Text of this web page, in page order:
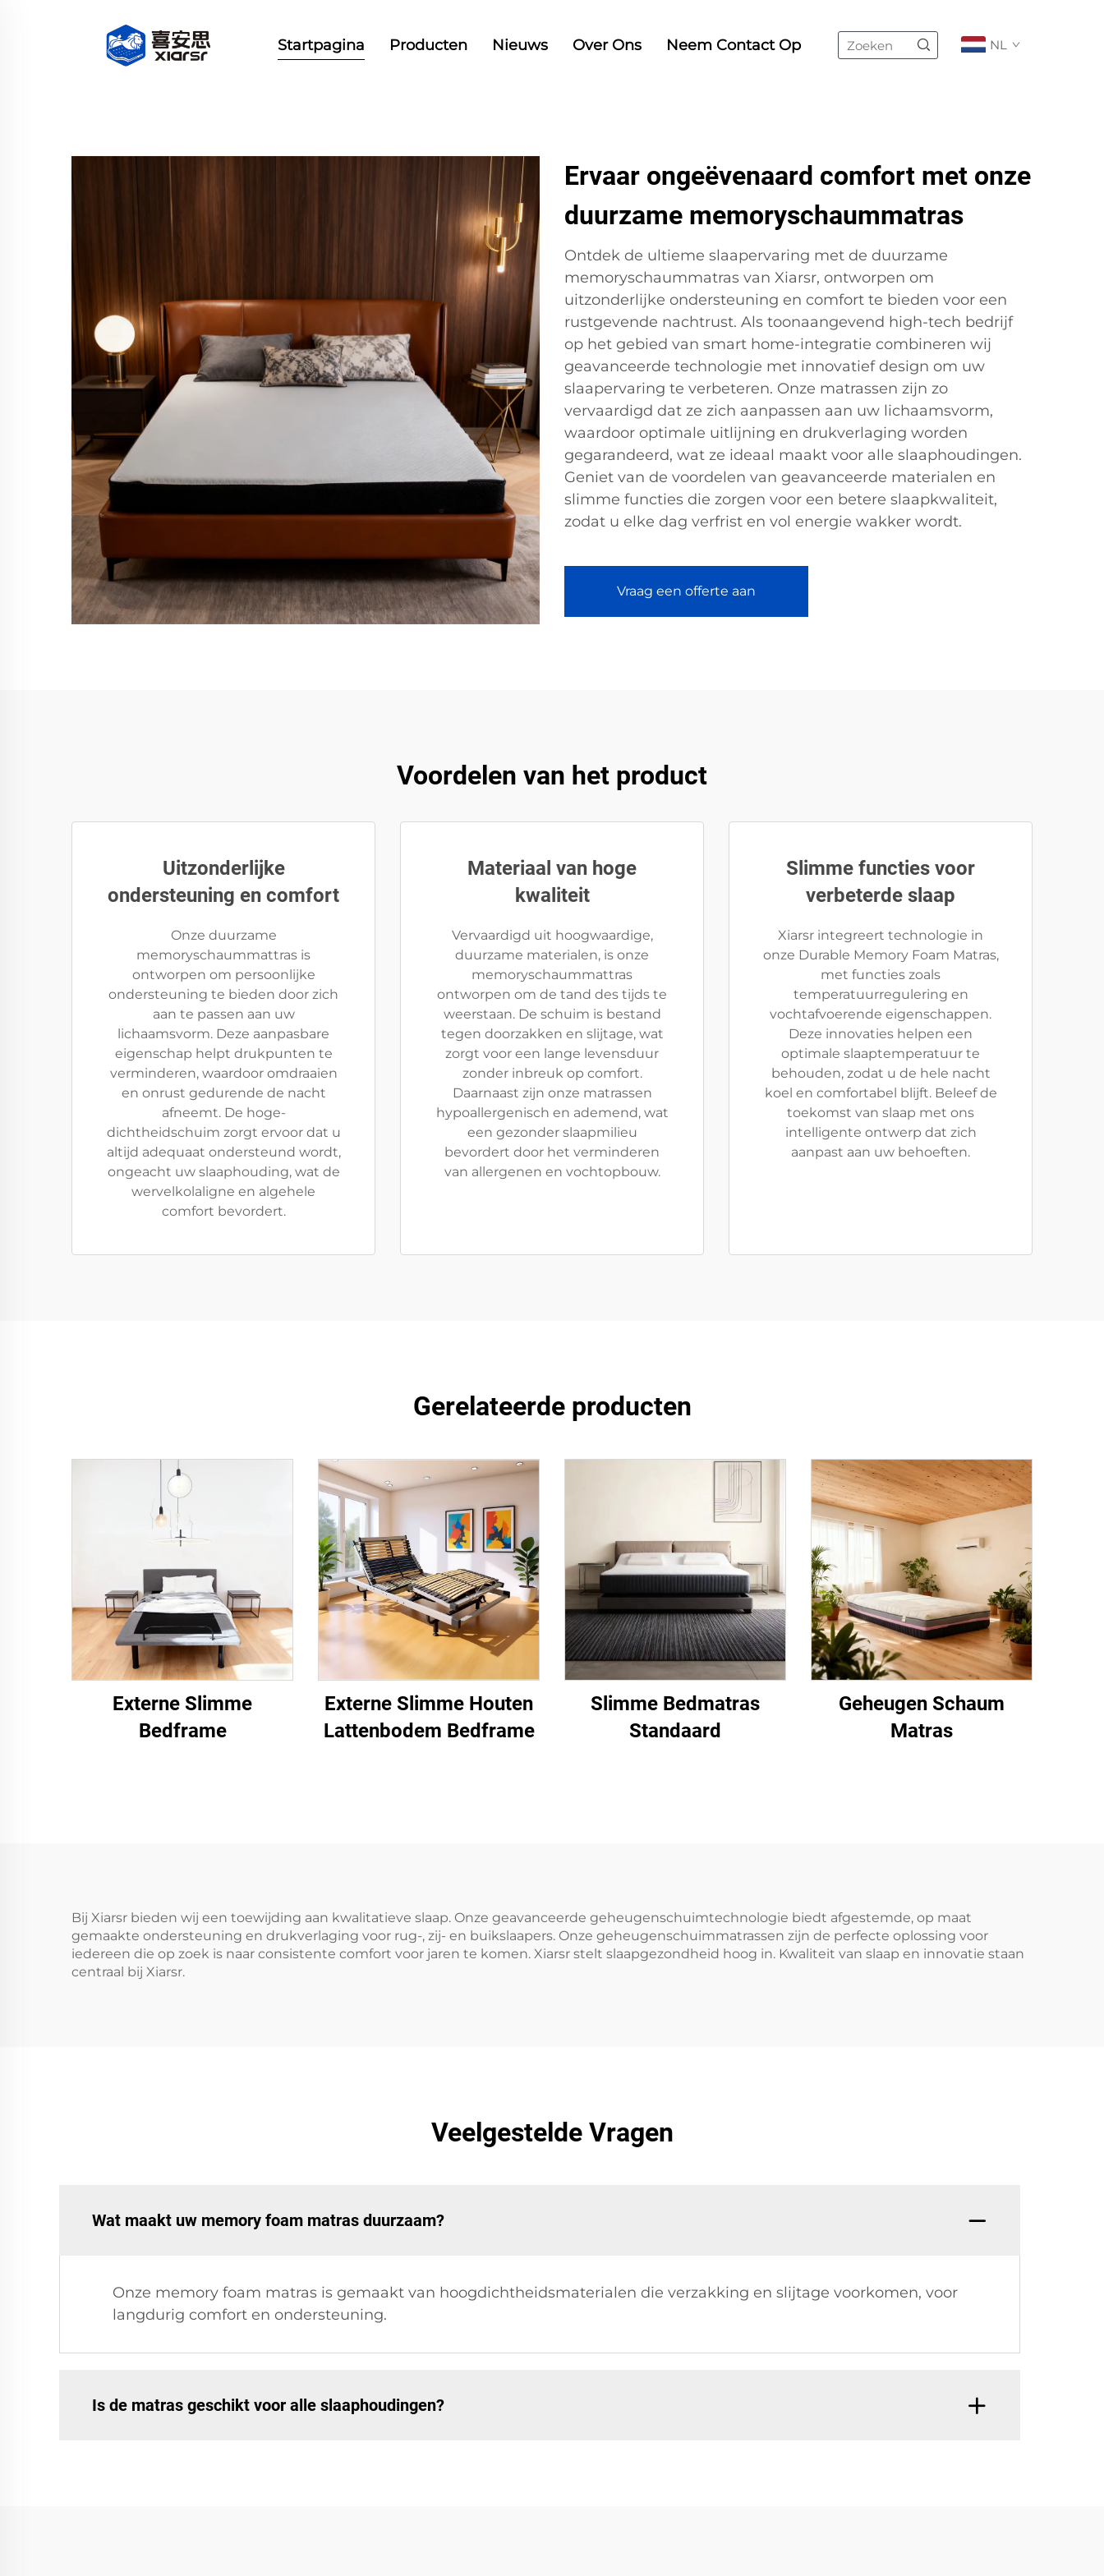
Startpagina Producten Nieuws Over Ons Neem Contact Op NL
Ervaar ongeëvenaard comfort met onze
duurzame memoryschaummatras
Ontdek de ultieme slaapervaring met de duurzame
memoryschaummatras van Xiarsr, ontworpen om
uitzonderlijke ondersteuning en comfort te bieden voor een
rustgevende nachtrust. Als toonaangevend high-tech bedrijf
op het gebied van smart home-integratie combineren wij
geavanceerde technologie met innovatief design om uw
slaapervaring te verbeteren. Onze matrassen zijn zo
vervaardigd dat ze zich aanpassen aan uw lichaamsvorm,
waardoor optimale uitlijning en drukverlaging worden
gegarandeerd, wat ze ideaal maakt voor alle slaaphoudingen.
Geniet van de voordelen van geavanceerde materialen en
slimme functies die zorgen voor een betere slaapkwaliteit,
zodat u elke dag verfrist en vol energie wakker wordt.
Vraag een offerte aan
Voordelen van het product
Uitzonderlijke
ondersteuning en comfort
Onze duurzame
memoryschaummattras is
ontworpen om persoonlijke
ondersteuning te bieden door zich
aan te passen aan uw
lichaamsvorm. Deze aanpasbare
eigenschap helpt drukpunten te
verminderen, waardoor omdraaien
en onrust gedurende de nacht
afneemt. De hoge-
dichtheidschuim zorgt ervoor dat u
altijd adequaat ondersteund wordt,
ongeacht uw slaaphouding, wat de
wervelkolaligne en algehele
comfort bevordert.
Materiaal van hoge
kwaliteit
Vervaardigd uit hoogwaardige,
duurzame materialen, is onze
memoryschaummattras
ontworpen om de tand des tijds te
weerstaan. De schuim is bestand
tegen doorzakken en slijtage, wat
zorgt voor een lange levensduur
zonder inbreuk op comfort.
Daarnaast zijn onze matrassen
hypoallergenisch en ademend, wat
een gezonder slaapmilieu
bevordert door het verminderen
van allergenen en vochtopbouw.
Slimme functies voor
verbeterde slaap
Xiarsr integreert technologie in
onze Durable Memory Foam Matras,
met functies zoals
temperatuurregulering en
vochtafvoerende eigenschappen.
Deze innovaties helpen een
optimale slaaptemperatuur te
behouden, zodat u de hele nacht
koel en comfortabel blijft. Beleef de
toekomst van slaap met ons
intelligente ontwerp dat zich
aanpast aan uw behoeften.
Gerelateerde producten
Externe Slimme
Bedframe
Externe Slimme Houten
Lattenbodem Bedframe
Slimme Bedmatras
Standaard
Geheugen Schaum
Matras
Bij Xiarsr bieden wij een toewijding aan kwalitatieve slaap. Onze geavanceerde geheugenschuimtechnologie biedt afgestemde, op maat
gemaakte ondersteuning en drukverlaging voor rug-, zij- en buikslaapers. Onze geheugenschuimmatrassen zijn de perfecte oplossing voor
iedereen die op zoek is naar consistente comfort voor jaren te komen. Xiarsr stelt slaapgezondheid hoog in. Kwaliteit van slaap en innovatie staan
centraal bij Xiarsr.
Veelgestelde Vragen
Wat maakt uw memory foam matras duurzaam?
Onze memory foam matras is gemaakt van hoogdichtheidsmaterialen die verzakking en slijtage voorkomen, voor
langdurig comfort en ondersteuning.
Is de matras geschikt voor alle slaaphoudingen?